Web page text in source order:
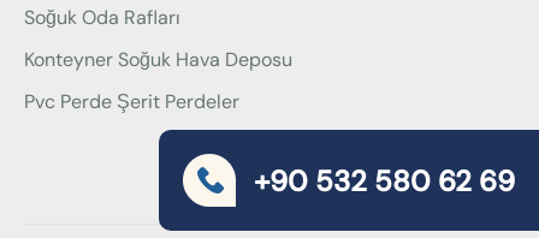
Soğuk Oda Rafları
Konteyner Soğuk Hava Deposu
Pvc Perde Şerit Perdeler
+90 532 580 62 69